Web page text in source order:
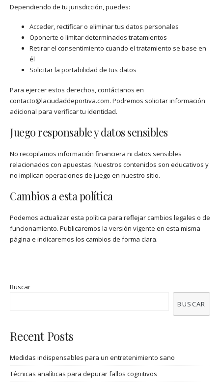
Dependiendo de tu jurisdicción, puedes:
Acceder, rectificar o eliminar tus datos personales
Oponerte o limitar determinados tratamientos
Retirar el consentimiento cuando el tratamiento se base en
él
Solicitar la portabilidad de tus datos
Para ejercer estos derechos, contáctanos en
contacto@laciudaddeportiva.com. Podremos solicitar información
adicional para verificar tu identidad.
Juego responsable y datos sensibles
No recopilamos información financiera ni datos sensibles
relacionados con apuestas. Nuestros contenidos son educativos y
no implican operaciones de juego en nuestro sitio.
Cambios a esta política
Podemos actualizar esta política para reflejar cambios legales o de
funcionamiento. Publicaremos la versión vigente en esta misma
página e indicaremos los cambios de forma clara.
Buscar
BUSCAR
Recent Posts
Medidas indispensables para un entretenimiento sano
Técnicas analíticas para depurar fallos cognitivos